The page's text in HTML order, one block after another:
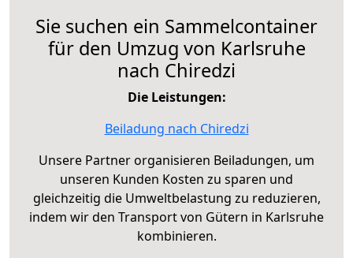
Sie suchen ein Sammelcontainer
für den Umzug von Karlsruhe
nach Chiredzi
Die Leistungen:
Beiladung nach Chiredzi
Unsere Partner organisieren Beiladungen, um
unseren Kunden Kosten zu sparen und
gleichzeitig die Umweltbelastung zu reduzieren,
indem wir den Transport von Gütern in Karlsruhe
kombinieren.